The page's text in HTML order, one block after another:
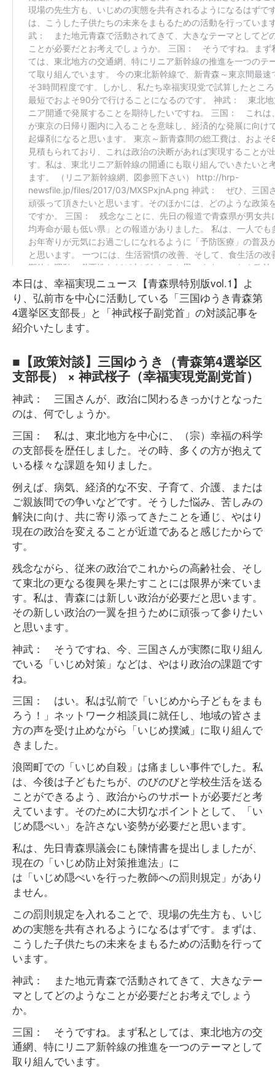
本日は、幸福実現ニュース【青森県特別版vol.1】よ
り、弘前市を中心に活動している「三国ゆうき青森第
4選挙区支部長」と「神武桜子副党首」の対談記事を
紹介いたします。
■【政策対談】三国ゆうき（青森第4選挙区
支部長） × 神武桜子（幸福実現党副党首）
神武： 三国さんが、政治に関わるきっかけとなった
のは、何でしょうか。
三国： 私は、東北地方を中心に、（宗）幸福の科学
の支部長を歴任しました。その時、多くの方が抱えて
いる様々な課題を知りました。
例えば、病気、経済的な不安、子育て、介護、または
ご親族間での争いなどです。そうした悩み、苦しみの
解決に向け、共に寄り添ってきたことを通じ、やはり
現在の政治を変えることが近道であると感じたからで
す。
残念ながら、従来の政治でこれからの高齢社会、そし
て東北の更なる復興を果たすことには限界が来ていま
す。私は、青森には新しい政治が必要だと思います。
その新しい政治の一翼を担うために頑張って参りたい
と思います。
神武： そうですね、今、三国さんが実際に取り組ん
でいる「いじめ対策」などは、やはり政治の課題です
ね。
三国： はい。私は弘前で「いじめから子どもをまも
ろう！」ネットワーク相談員に就任し、地域の皆さま
方の声を受け止めながら「いじめ撲滅」に取り組んで
きました。
浪岡町での「いじめ自殺」は痛ましい事件でした。私
は、今後は子どもたちが、のびのびと学校生活を送る
ことができるよう、政治からのサポートが必要だと考
えています。そのために大切なポイントとして、「い
じめ隠ぺい」を許さない姿勢が必要だと思います。
私は、先日青森県議会にも陳情書を提出しましたが、
現在の「いじめ防止対策推進法」に
は「いじめ隠ぺいを行った教師への罰則規定」があり
ません。
この罰則規定を入れることで、現場の先生方も、いじ
めの実態を共有されるようになるはずです。まずは、
こうした子供たちの未来をまもるための活動を行って
います。
神武： また地元青森で活動されてきて、大きなテー
マとしてどのようなことが必要だとお考えでしょう
か。
三国： そうですね。まず私としては、東北地方の交
通網、特にリニア新幹線の推進を一つのテーマとして
取り組んでいます。